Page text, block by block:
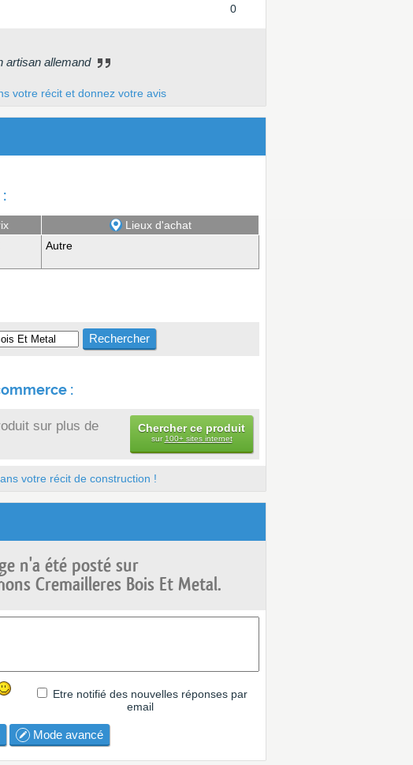
0
artisan allemand
votre récit et donnez votre avis
Lieux d'achat
Autre
:
sur plus de
Chercher ce produit
sur 100+ sites internet
votre récit de construction !
n'a été posté sur
Cremailleres Bois Et Metal.
Etre notifié des nouvelles réponses par
email
Mode avancé